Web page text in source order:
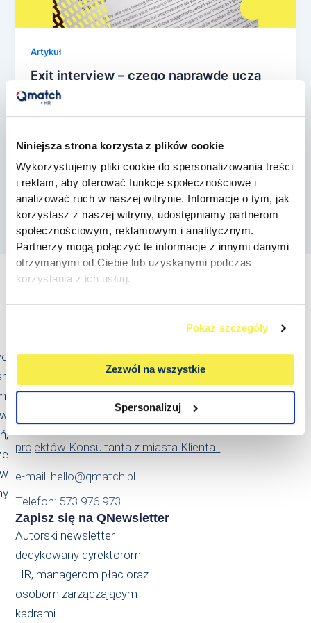
Niniejsza strona korzysta z plików cookie
Wykorzystujemy pliki cookie do spersonalizowania treści
i reklam, aby oferować funkcje społecznościowe i
analizować ruch w naszej witrynie. Informacje o tym, jak
korzystasz z naszej witryny, udostępniamy partnerom
społecznościowym, reklamowym i analitycznym.
Partnerzy mogą połączyć te informacje z innymi danymi
otrzymanymi od Ciebie lub uzyskanymi podczas
korzystania z ich usług.
Pokaż szczegóły
Zezwól na wszystkie
Spersonalizuj
Artykuł
Exit interview – czego naprawdę uczą
Cię odejścia pracowników?
końcowe z odchodzącymi pracownikami. W Polsce
robi to około 70% średnich i […]
Ul. Świeradowska 47
Działamy na terenie całej Polski – przydzielając do
projektów Konsultanta z miasta Klienta.
e-mail: hello@qmatch.pl
Telefon: 573 976 973
Zapisz się na QNewsletter
Autorski newsletter
dedykowany dyrektorom
HR, managerom płac oraz
osobom zarządzającym
kadrami.